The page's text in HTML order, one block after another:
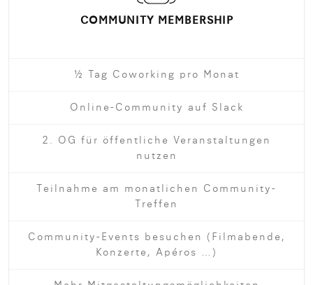
COMMUNITY MEMBERSHIP
½ Tag Coworking pro Monat
Online-Community auf Slack
2. OG für öffentliche Veranstaltungen
nutzen
Teilnahme am monatlichen Community-
Treffen
Community-Events besuchen (Filmabende,
Konzerte, Apéros …)